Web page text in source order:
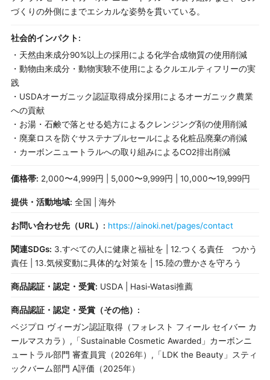
づくりの外側にまでエシカルな姿勢を貫いている。
社会的インパクト:
・天然由来成分90%以上の採用による化学合成物質の使用削減
・動物由来成分・動物実験不使用によるクルエルティフリーの実
践
・USDAオーガニック認証取得成分採用によるオーガニック農業
への貢献
・お湯・石鹸で落とせる処方によるクレンジング剤の使用削減
・廃棄ロスを防ぐサステナブルセールによる化粧品廃棄の削減
・カーボンニュートラルへの取り組みによるCO2排出削減
価格帯: 2,000〜4,999円 | 5,000〜9,999円 | 10,000〜19,999円
提供・活動地域: 全国 | 海外
お問い合わせ先（URL）: https://ainoki.net/pages/contact
関連SDGs: 3.すべての人に健康と福祉を | 12.つくる責任 つかう
責任 | 13.気候変動に具体的な対策を | 15.陸の豊かさを守ろう
商品認証・認定・受賞: USDA | Hasi-Watasi推薦
商品認証・認定・受賞（その他）:
ベジプロ ヴィーガン認証取得（フォレスト フィール セイバー カ
ールマスカラ）,「Sustainable Cosmetic Awarded」カーボンニ
ュートラル部門 審査員賞（2026年）,「LDK the Beauty」スティ
ックバーム部門 A評価（2025年）